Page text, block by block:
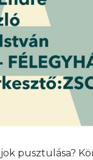
pusztulása?